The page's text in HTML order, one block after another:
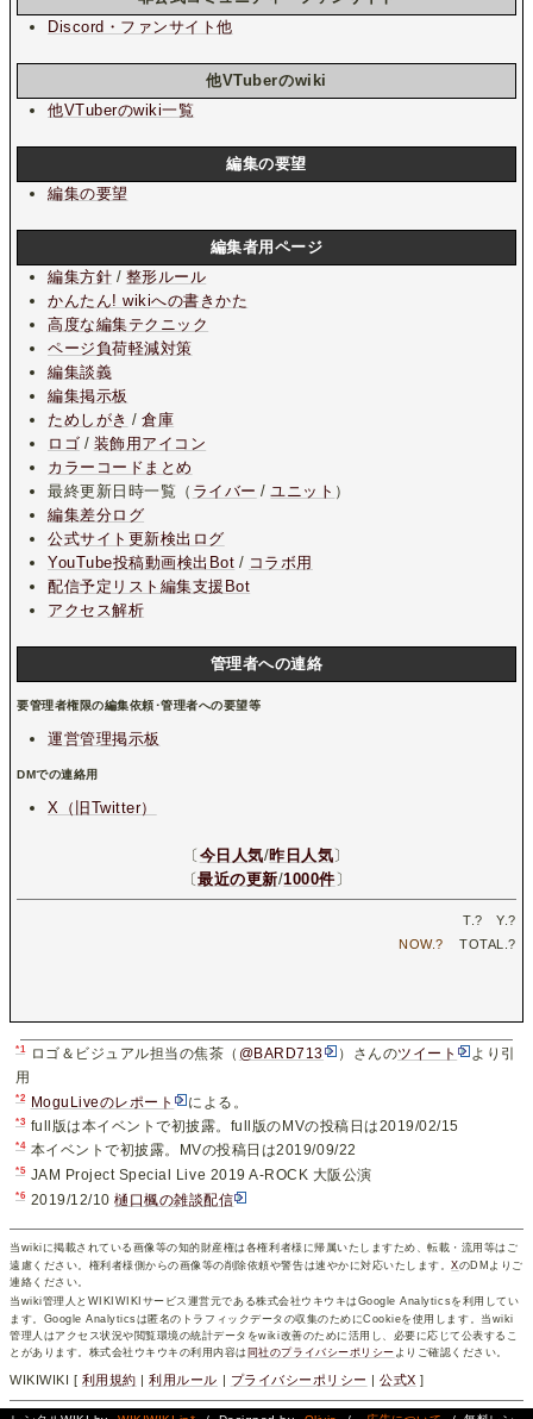
Discord・ファンサイト他
他VTuberのwiki
他VTuberのwiki一覧
編集の要望
編集の要望
編集者用ページ
編集方針 / 整形ルール
かんたん! wikiへの書きかた
高度な編集テクニック
ページ負荷軽減対策
編集談義
編集掲示板
ためしがき /倉庫
ロゴ / 装飾用アイコン
カラーコードまとめ
最終更新日時一覧（ ライバー / ユニット ）
編集差分ログ
公式サイト更新検出ログ
YouTube投稿動画検出Bot / コラボ用
配信予定リスト編集支援Bot
アクセス解析
管理者への連絡
要管理者権限の編集依頼･管理者への要望等
運営管理掲示板
DMでの連絡用
X（旧Twitter）
〔 今日人気/昨日人気〕
〔最近の更新/1000件 〕
T.? Y.?
NOW.? TOTAL.?
*1 ロゴ＆ビジュアル担当の焦茶（ @BARD713 ）さんのツイート
より引
用
*2 MoguLiveのレポート による。
*3 full版は本イベントで初披露。full版のMVの投稿日は2019/02/15
*4 本イベントで初披露。MVの投稿日は2019/09/22
*5 JAM Project Special Live 2019 A-ROCK 大阪公演
*6 2019/12/10樋口楓の雑談配信
当wikiに掲載されている画像等の知的財産権は各権利者様に帰属いたしますため、転載・流用等はご
遠慮ください。権利者様側からの画像等の削除依頼や警告は速やかに対応いたします。XのDMよりご
連絡ください。
当wiki管理人とWIKIWIKIサービス運営元である株式会社ウキウキはGoogle Analyticsを利用してい
ます。Google Analyticsは匿名のトラフィックデータの収集のためにCookieを使用します。当wiki
管理人はアクセス状況や閲覧環境の統計データをwiki改善のために活用し、必要に応じて公表するこ
とがあります。株式会社ウキウキの利用内容は 同社のプライバシーポリシー よりご確認ください。
WIKIWIKI [ 利用規約 |利用ルール | プライバシーポリシー |公式X ]